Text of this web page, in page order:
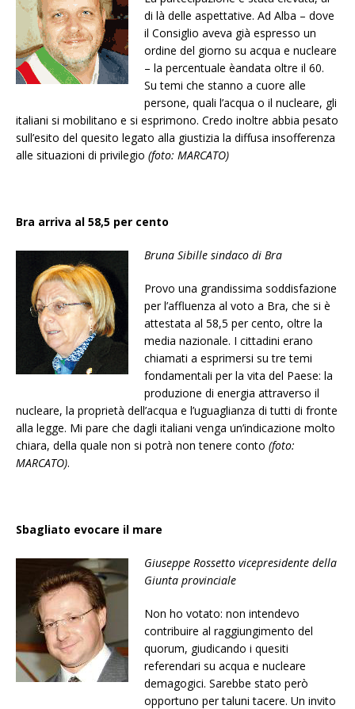
di là delle aspettative. Ad Alba – dove
il Consiglio aveva già espresso un
ordine del giorno su acqua e nucleare
– la percentuale èandata oltre il 60.
Su temi che stanno a cuore alle
persone, quali l’acqua o il nucleare, gli
italiani si mobilitano e si esprimono. Credo inoltre abbia pesato
sull’esito del quesito legato alla giustizia la diffusa insofferenza
alle situazioni di privilegio (foto: MARCATO)
Bra arriva al 58,5 per cento
Bruna Sibille sindaco di Bra
Provo una grandissima soddisfazione
per l’affluenza al voto a Bra, che si è
attestata al 58,5 per cento, oltre la
media nazionale. I cittadini erano
chiamati a esprimersi su tre temi
fondamentali per la vita del Paese: la
produzione di energia attraverso il
nucleare, la proprietà dell’acqua e l’uguaglianza di tutti di fronte
alla legge. Mi pare che dagli italiani venga un’indicazione molto
chiara, della quale non si potrà non tenere conto (foto:
MARCATO).
Sbagliato evocare il mare
Giuseppe Rossetto vicepresidente della
Giunta provinciale
Non ho votato: non intendevo
contribuire al raggiungimento del
quorum, giudicando i quesiti
referendari su acqua e nucleare
demagogici. Sarebbe stato però
opportuno per taluni tacere. Un invito